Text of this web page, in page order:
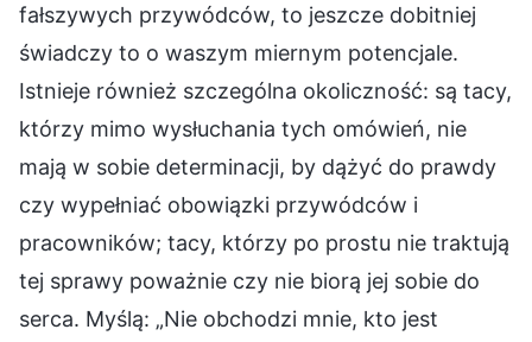
fałszywych przywódców, to jeszcze dobitniej
świadczy to o waszym miernym potencjale.
Istnieje również szczególna okoliczność: są tacy,
którzy mimo wysłuchania tych omówień, nie
mają w sobie determinacji, by dążyć do prawdy
czy wypełniać obowiązki przywódców i
pracowników; tacy, którzy po prostu nie traktują
tej sprawy poważnie czy nie biorą jej sobie do
serca. Myślą: „Nie obchodzi mnie, kto jest